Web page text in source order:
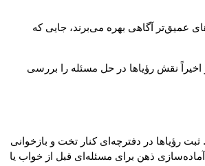
عمیق‌تر آگاهی بهره می‌برند، جایی که
نقش رؤیاها در حل مسئله را بررسی
رؤیاها در دفترچه‌ای کنار تخت و بازخوانی
ذهن برای مسئله‌ای قبل از خواب یا